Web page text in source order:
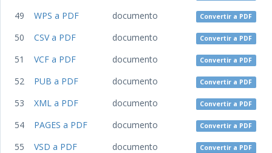
49 WPS a PDF documento Convertir a PDF
50 CSV a PDF documento Convertir a PDF
51 VCF a PDF documento Convertir a PDF
52 PUB a PDF documento Convertir a PDF
53 XML a PDF documento Convertir a PDF
54 PAGES a PDF documento Convertir a PDF
55 VSD a PDF documento Convertir a PDF